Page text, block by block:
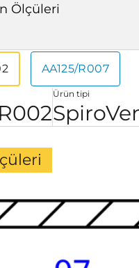
Ölçüleri
AA125/R007
Ürün tipi